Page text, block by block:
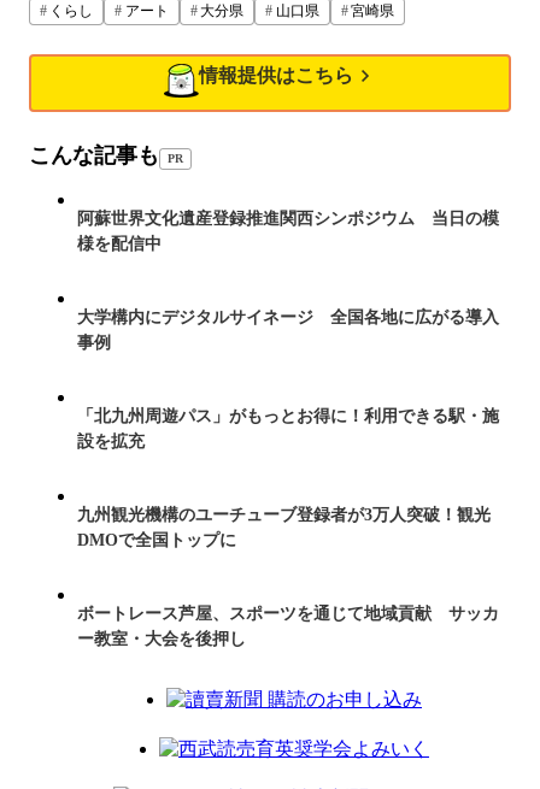
くらし
アート 大分県 山口県 宮崎県
情報提供はこちら
こんな記事も PR
阿蘇世界文化遺産登録推進関西シンポジウム 当日の模
様を配信中
大学構内にデジタルサイネージ 全国各地に広がる導入
事例
「北九州周遊パス」がもっとお得に！利用できる駅・施
設を拡充
九州観光機構のユーチューブ登録者が3万人突破！観光
DMOで全国トップに
ボートレース芦屋、スポーツを通じて地域貢献 サッカ
ー教室・大会を後押し